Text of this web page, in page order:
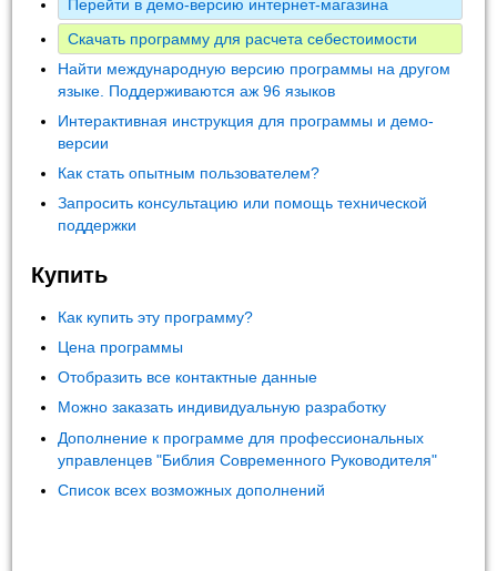
Перейти в демо-версию интернет-магазина
Скачать программу для расчета себестоимости
Найти международную версию программы на другом
языке. Поддерживаются аж 96 языков
Интерактивная инструкция для программы и демо-
версии
Как стать опытным пользователем?
Запросить консультацию или помощь технической
поддержки
Купить
Как купить эту программу?
Цена программы
Отобразить все контактные данные
Можно заказать индивидуальную разработку
Дополнение к программе для профессиональных
управленцев "Библия Современного Руководителя"
Список всех возможных дополнений